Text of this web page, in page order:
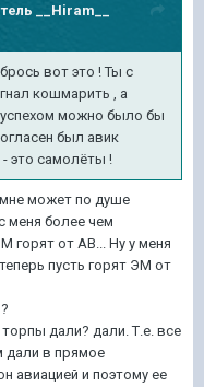
__Hiram__
вот это ! Ты с
кошмарить , а
можно было бы
был авик
это самолёты !
мне может по душе
меня более чем
горят от АВ... Ну у меня
пусть горят ЭМ от
дали? дали. Т.е. все
дали в прямое
авиацией и поэтому ее